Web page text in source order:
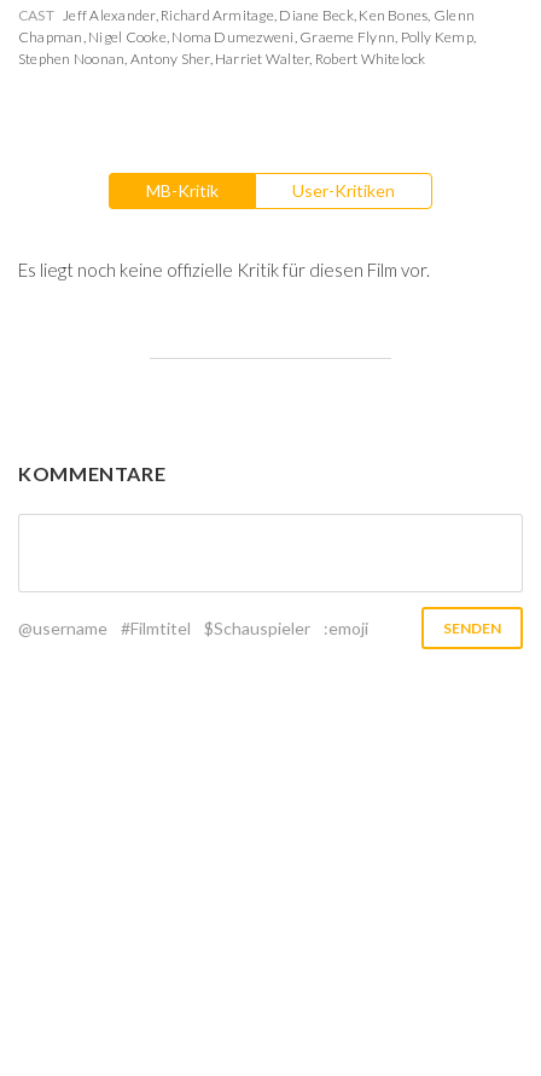
CAST Jeff Alexander, Richard Armitage, Diane Beck, Ken Bones, Glenn
Chapman, Nigel Cooke, Noma Dumezweni, Graeme Flynn, Polly Kemp,
Stephen Noonan, Antony Sher, Harriet Walter, Robert Whitelock
MB-Kritik User-Kritiken
Es liegt noch keine offizielle Kritik für diesen Film vor.
KOMMENTARE
@username #Filmtitel $Schauspieler :emoji